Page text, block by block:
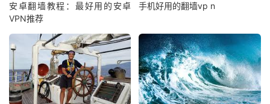
安卓翻墙教程：最好用的安卓
VPN推荐
手机好用的翻墙vp n